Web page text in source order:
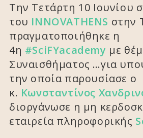
Την Τετάρτη 10 Ιουνίου
του INNOVATHENS στην
πραγματοποιήθηκε η
4η #SciFΥacademy με
Συναισθήματος …για
την οποία παρουσίασε ο
κ. Κωνσταντίνος
διοργάνωσε η μη
εταιρεία πληροφορικής